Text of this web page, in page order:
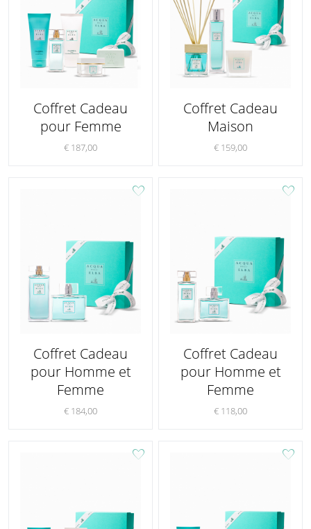
Coffret Cadeau
pour Femme
€ 187,00
Coffret Cadeau
Maison
€ 159,00
favorite
Coffret Cadeau
pour Homme et
Femme
€ 184,00
favorite
Coffret Cadeau
pour Homme et
Femme
€ 118,00
favorite favorite